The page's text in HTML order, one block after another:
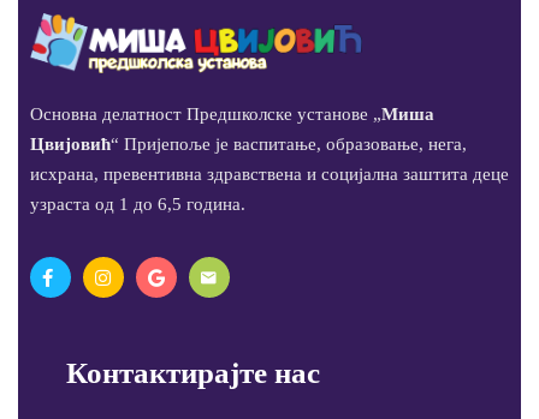
Основна делатност Предшколске установе „Миша
Цвијовић“ Пријепоље је васпитање, образовање, нега,
исхрана, превентивна здравствена и социјална заштита деце
узраста од 1 до 6,5 година.
Контактирајте нас